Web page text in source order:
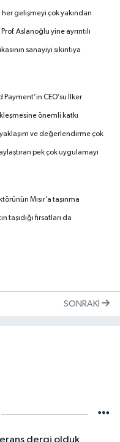
gelişmeyi çok yakından
Aslanoğlu yine ayrıntılı
sanayiyi sıkıntıya
CEO’su İlker
önemli katkı
ve değerlendirme çok
pek çok uygulamayı
Mısır’a taşınma
taşıdığı fırsatları da
SONRAKI
dergi olduk